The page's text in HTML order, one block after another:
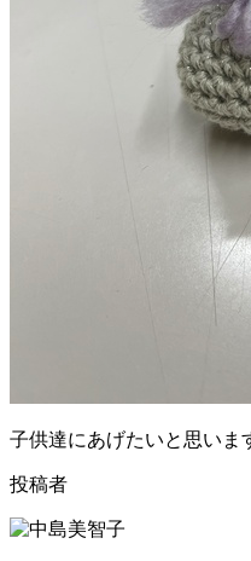
子供達にあげたいと思いま
投稿者